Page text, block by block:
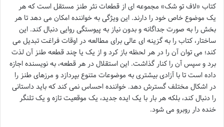
کتاب «لاف تو شک» مجموعه ای از قطعات نثر طنز مستقل است که هر
یک موضوع خاص خود را دارند. این ویژگی به خواننده امکان می دهد تا هر
بخش را به صورت جداگانه و بدون نیاز به پیوستگی روایی دنبال کند. این
ساختار، کتاب را به گزینه ای عالی برای مطالعه در اوقات فراغت تبدیل می
کند؛ می توان آن را در هر لحظه باز کرد و از یک یا چند قطعه طنز آن لذت
برد و سپس آن را کنار گذاشت. این استقلال در هر قطعه، به نویسنده اجازه
داده است تا با آزادی بیشتری به موضوعات متنوع بپردازد و مرزهای طنز را
در اشکال مختلف گسترش دهد. خواننده احساس نمی کند که باید داستانی
را دنبال کند، بلکه هر بار با یک ایده جدید، یک موقعیت تازه و یک تلنگر
خنده دار روبرو می شود.